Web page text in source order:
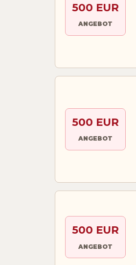
500 EUR
ANGEBOT
500 EUR
ANGEBOT
500 EUR
ANGEBOT